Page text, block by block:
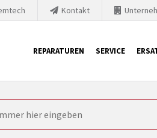
Kontakt
REPARATUREN SERVICE